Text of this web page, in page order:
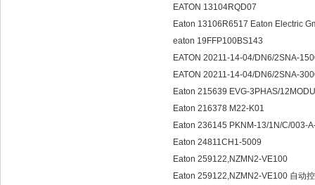
EATON 13104RQD07
Eaton 13106R6517 Eaton Electric
eaton 19FFP100BS143
EATON 20211-14-04/DN6/2SNA-
EATON 20211-14-04/DN6/2SNA-
Eaton 215639 EVG-3PHAS/
Eaton 216378 M22-K01
Eaton 236145 PKNM-13/1N/C/003-
Eaton 24811CH1-5009
Eaton 259122,NZMN2-VE100
Eaton 259122,NZMN2-VE100 自动